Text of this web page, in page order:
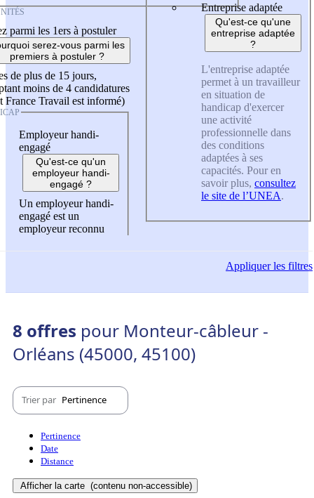
parmi les 1ers à postuler
serez-vous parmi les
premiers à postuler ?
de plus de 15 jours,
moins de 4 candidatures
France Travail est informé)
Employeur handi-
engagé
Qu'est-ce qu'un
employeur handi-
engagé ?
Un employeur handi-
engagé est un
employeur reconnu
Entreprise adaptée
Qu'est-ce qu'une
entreprise adaptée
?
L'entreprise adaptée
permet à un travailleur
en situation de
handicap d'exercer
une activité
professionnelle dans
des conditions
adaptées à ses
capacités. Pour en
savoir plus, consultez
le site de l’UNEA.
Appliquerles filtres
8 offres pour Monteur-câbleur -
Orléans (45000, 45100)
Trier par Pertinence
Pertinence
Date
Distance
Afficher la carte (contenu non-accessible)